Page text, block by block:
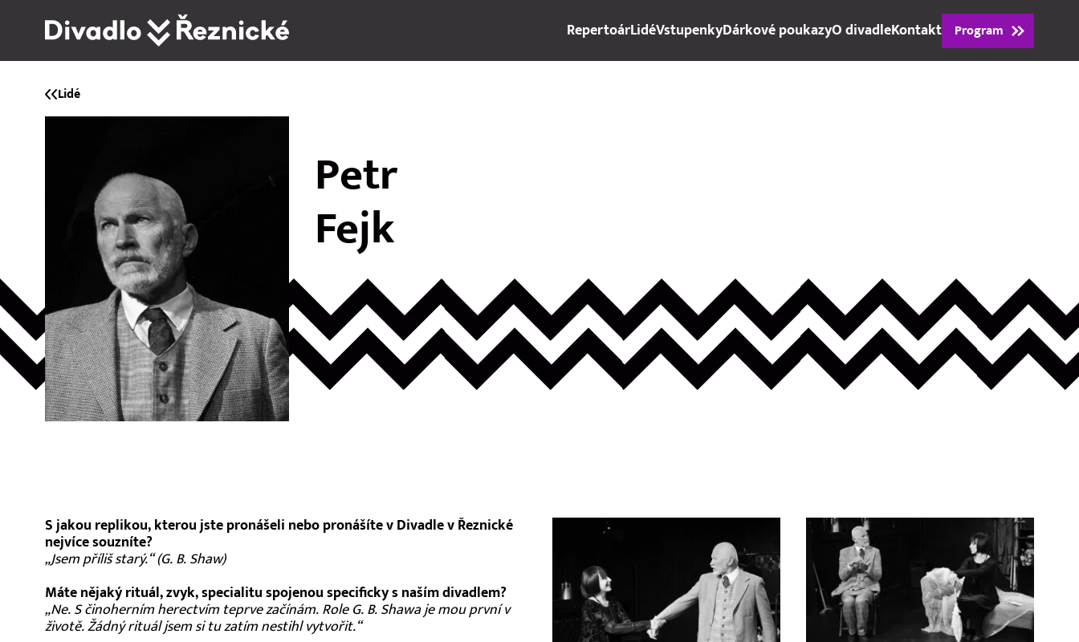
RepertoárLidéVstupenkyDárkové poukazyO divadleKontakt Program
Lidé
Petr
Fejk
S jakou replikou, kterou jste pronášeli nebo pronášíte v Divadle v Řeznické
nejvíce souzníte?
„Jsem příliš starý.“ (G. B. Shaw)
Máte nějaký rituál, zvyk, specialitu spojenou specificky s naším divadlem?
„Ne. S činoherním herectvím teprve začínám. Role G. B. Shawa je mou první v
životě. Žádný rituál jsem si tu zatím nestihl vytvořit.“